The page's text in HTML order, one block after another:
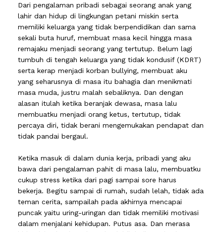
Dari pengalaman pribadi sebagai seorang anak yang
lahir dan hidup di lingkungan petani miskin serta
memiliki keluarga yang tidak berpendidikan dan sama
sekali buta huruf, membuat masa kecil hingga masa
remajaku menjadi seorang yang tertutup. Belum lagi
tumbuh di tengah keluarga yang tidak kondusif (KDRT)
serta kerap menjadi korban bullying, membuat aku
yang seharusnya di masa itu bahagia dan menikmati
masa muda, justru malah sebaliknya. Dan dengan
alasan itulah ketika beranjak dewasa, masa lalu
membuatku menjadi orang ketus, tertutup, tidak
percaya diri, tidak berani mengemukakan pendapat dan
tidak pandai bergaul.
Ketika masuk di dalam dunia kerja, pribadi yang aku
bawa dari pengalaman pahit di masa lalu, membuatku
cukup stress ketika dari pagi sampai sore harus
bekerja. Begitu sampai di rumah, sudah lelah, tidak ada
teman cerita, sampailah pada akhirnya mencapai
puncak yaitu uring-uringan dan tidak memiliki motivasi
dalam menjalani kehidupan. Putus asa. Dan merasa